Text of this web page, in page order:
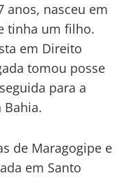
anos, nasceu em
tinha um filho.
em Direito
tomou posse
para a
Bahia.
de Maragogipe e
em Santo